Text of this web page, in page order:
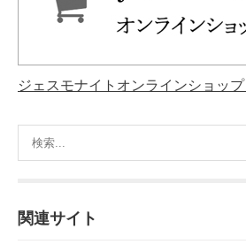
ジェスモナイトオンラインショップ
関連サイト